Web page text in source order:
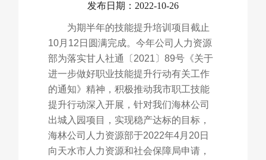
市场营销
联系我们
发布日期：2022-10-26
为期半年的技能提升培训项目截止
10月12日圆满完成。今年公司人力资源
部为落实甘人社通〔2021〕89号《关于
进一步做好职业技能提升行动有关工作
的通知》精神，积极推动我市职工技能
提升行动深入开展，针对我们海林公司
出城入园项目，实现稳产达标的目标，
海林公司人力资源部于2022年4月20日
向天水市人力资源和社会保障局申请，